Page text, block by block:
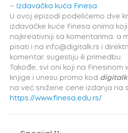
–
Izdavačka kuća Finesa
U ovoj epizodi podelićemo dve
izdavačke kuće Finesa onima
najkreativniji sa komentarima, a
pisati i na info@digitalk.rs i
komentar, sugestiju ili primedbu.
Takođe, svi oni koji na
knjige i unesu promo kod digitalk
na već snižene cene izdanja na
https://www.finesa.edu.rs/